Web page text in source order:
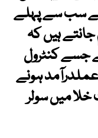
سب سے پہلے
ہیں کہ
جسے کنٹرول
ہونے
میں سولر